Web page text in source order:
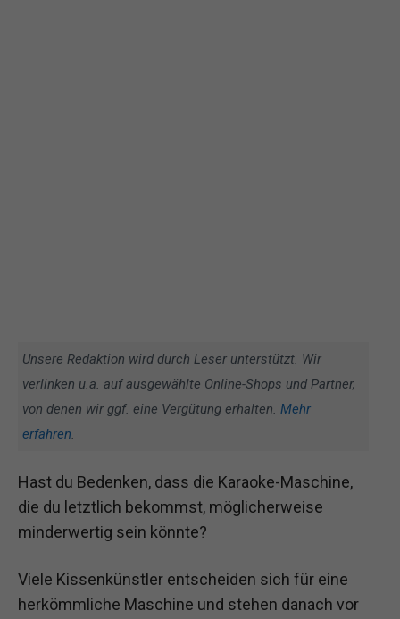
Unsere Redaktion wird durch Leser unterstützt. Wir
verlinken u.a. auf ausgewählte Online-Shops und Partner,
von denen wir ggf. eine Vergütung erhalten. Mehr
erfahren.
Hast du Bedenken, dass die Karaoke-Maschine,
die du letztlich bekommst, möglicherweise
minderwertig sein könnte?
Viele Kissenkünstler entscheiden sich für eine
herkömmliche Maschine und stehen danach vor